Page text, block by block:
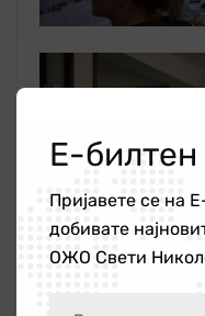
Е-билтен
Пријавете се на
добивате
ОЖО Свети